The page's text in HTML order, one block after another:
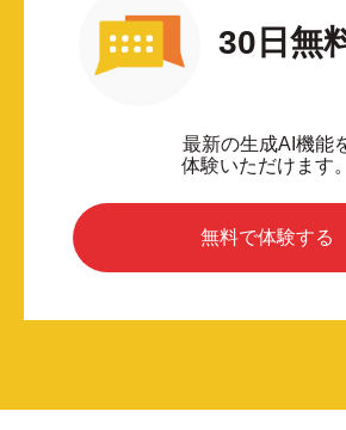
30日無
最新の生成AI機能
体験いただけます。
無料で体験する